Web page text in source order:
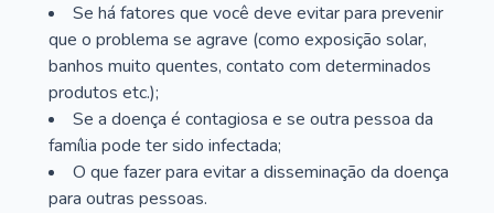
Se há fatores que você deve evitar para prevenir
que o problema se agrave (como exposição solar,
banhos muito quentes, contato com determinados
produtos etc.);
Se a doença é contagiosa e se outra pessoa da
família pode ter sido infectada;
O que fazer para evitar a disseminação da doença
para outras pessoas.